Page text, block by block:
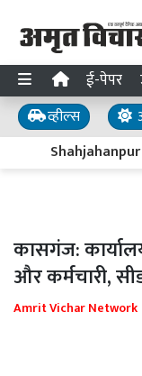
ई-पेपर
व्हील्स
Shahjahanpur
कासगंज:
और कर्मचारी,
Amrit Vichar Network